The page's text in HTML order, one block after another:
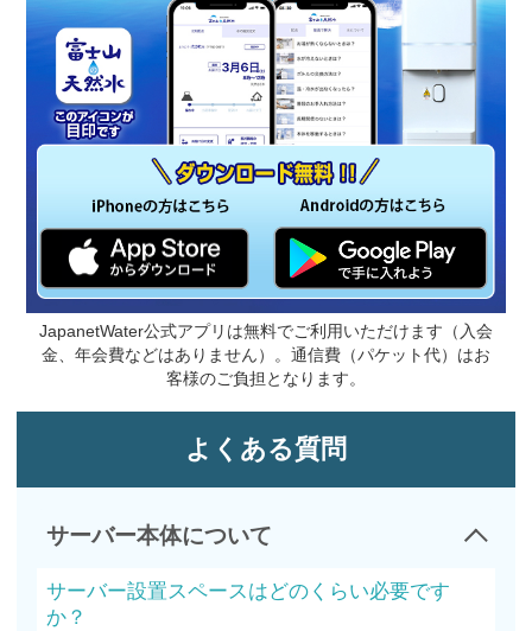
JapanetWater公式アプリは無料でご利用いただけます（入会
金、年会費などはありません）。通信費（パケット代）はお
客様のご負担となります。
よくある質問
サーバー本体について
サーバー設置スペースはどのくらい必要です
か？